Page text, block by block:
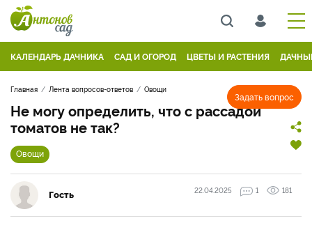
КАЛЕНДАРЬ ДАЧНИКА САД И ОГОРОД ЦВЕТЫ И РАСТЕНИЯ
Задать вопрос
Главная Лента вопросов-ответов Овощи
Не могу определить, что с рассадой
томатов не так?
Овощи
Гость 22.04.2025 1 181